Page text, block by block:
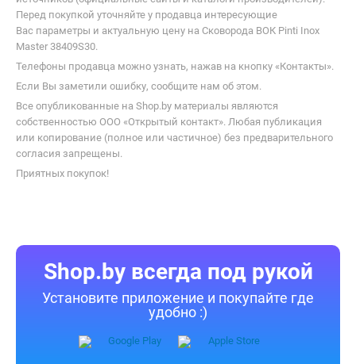
Перед покупкой уточняйте у продавца интересующие
Вас параметры и актуальную цену на Сковорода ВОК Pinti Inox
Master 38409S30.
Телефоны продавца можно узнать, нажав на кнопку «Контакты».
Если Вы заметили ошибку, сообщите нам об этом.
Все опубликованные на Shop.by материалы являются
собственностью ООО «Открытый контакт». Любая публикация
или копирование (полное или частичное) без предварительного
согласия запрещены.
Приятных покупок!
Shop.by всегда под рукой
Установите приложение и покупайте где
удобно :)